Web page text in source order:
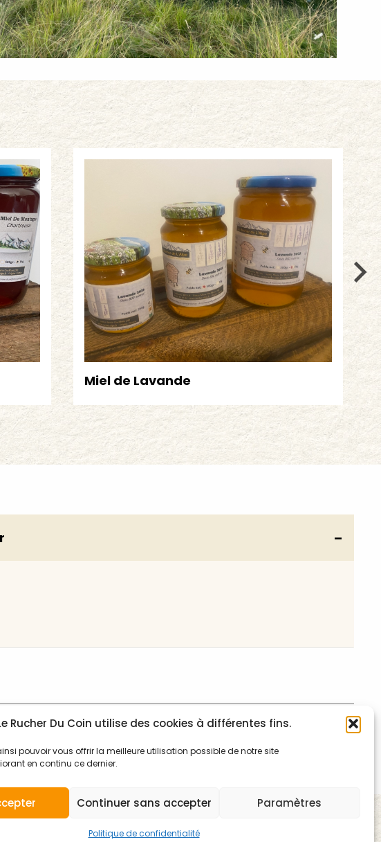
Rucher Du Coin utilise des cookies à différentes fins.
pouvoir vous offrir la meilleure utilisation possible de notre site
en continu ce dernier.
Continuer sans accepter Paramètres
Politique de confidentialité
Miel de Lavande
Politique de confidentialité